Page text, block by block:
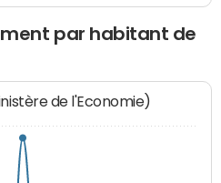
par habitant de
de l'Economie)